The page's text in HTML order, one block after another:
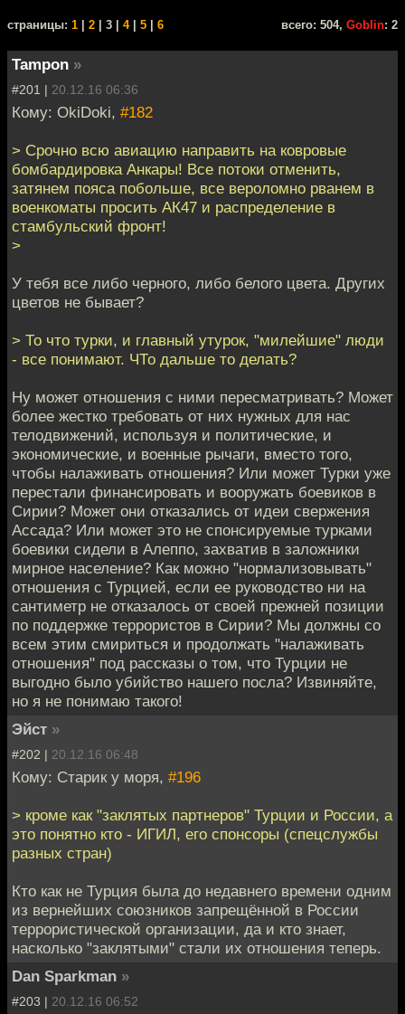
cтраницы: 1 2 | 3 | 4| 5 6 всего: 504, Goblin: 2
Tampon »
#201 | 20.12.16 06:36
Кому: OkiDoki, #182
> Срочно всю авиацию направить на ковровые
бомбардировка Анкары! Все потоки отменить,
затянем пояса побольше, все вероломно рванем в
военкоматы просить АК47 и распределение в
стамбульский фронт!
>
У тебя все либо черного, либо белого цвета. Других
цветов не бывает?
> То что турки, и главный утурок, "милейшие" люди
- все понимают. ЧТо дальше то делать?
Ну может отношения с ними пересматривать? Может
более жестко требовать от них нужных для нас
телодвижений, используя и политические, и
экономические, и военные рычаги, вместо того,
чтобы налаживать отношения? Или может Турки уже
перестали финансировать и вооружать боевиков в
Сирии? Может они отказались от идеи свержения
Ассада? Или может это не спонсируемые турками
боевики сидели в Алеппо, захватив в заложники
мирное население? Как можно "нормализовывать"
отношения с Турцией, если ее руководство ни на
сантиметр не отказалось от своей прежней позиции
по поддержке террористов в Сирии? Мы должны со
всем этим смириться и продолжать "налаживать
отношения" под рассказы о том, что Турции не
выгодно было убийство нашего посла? Извиняйте,
но я не понимаю такого!
Эйст »
#202 | 20.12.16 06:48
Кому: Старик у моря, #196
> кроме как "заклятых партнеров" Турции и России, а
это понятно кто - ИГИЛ, его спонсоры (спецслужбы
разных стран)
Кто как не Турция была до недавнего времени одним
из вернейших союзников запрещённой в России
террористической организации, да и кто знает,
насколько "заклятыми" стали их отношения теперь.
Dan Sparkman »
#203 | 20.12.16 06:52